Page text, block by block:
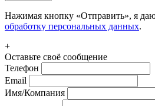
Нажимая кнопку «Отправить», я даю
обработку персональных данных.
+
Оставьте своё сообщение
Телефон
Email
Имя/Компания